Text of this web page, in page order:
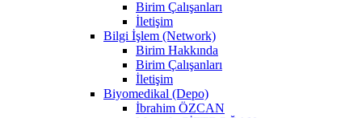
Birim Çalışanları
İletişim
Bilgi İşlem (Network)
Birim Hakkında
Birim Çalışanları
İletişim
Biyomedikal (Depo)
İbrahim ÖZCAN